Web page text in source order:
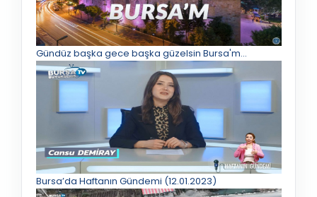
Gündüz başka gece başka güzelsin Bursa'm...
Bursa’da Haftanın Gündemi (12.01.2023)